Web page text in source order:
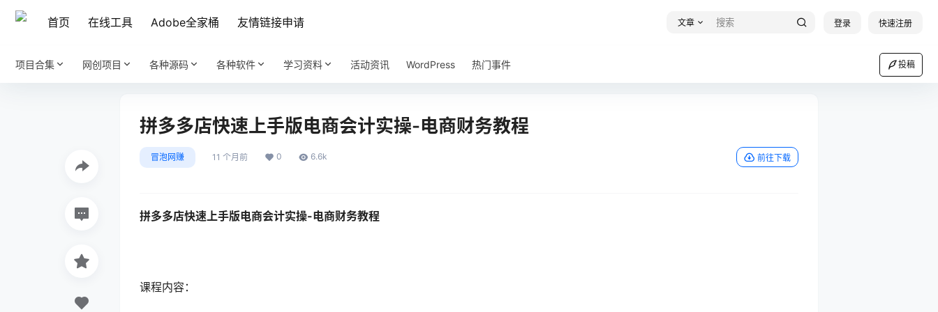
首页 在线工具 Adobe全家桶 友情链接申请 文章 登录 快速注册
项目合集 网创项目 各种源码 各种软件 学习资料 活动资讯 WordPress 热门事件 投稿
拼多多店快速上手版电商会计实操-电商财务教程
冒泡网赚 11 个月前 0 6.6k 前往下载
拼多多店快速上手版电商会计实操-电商财务教程
课程内容：